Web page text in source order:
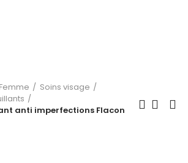
Femme
Soins visage
anti imperfections Flacon